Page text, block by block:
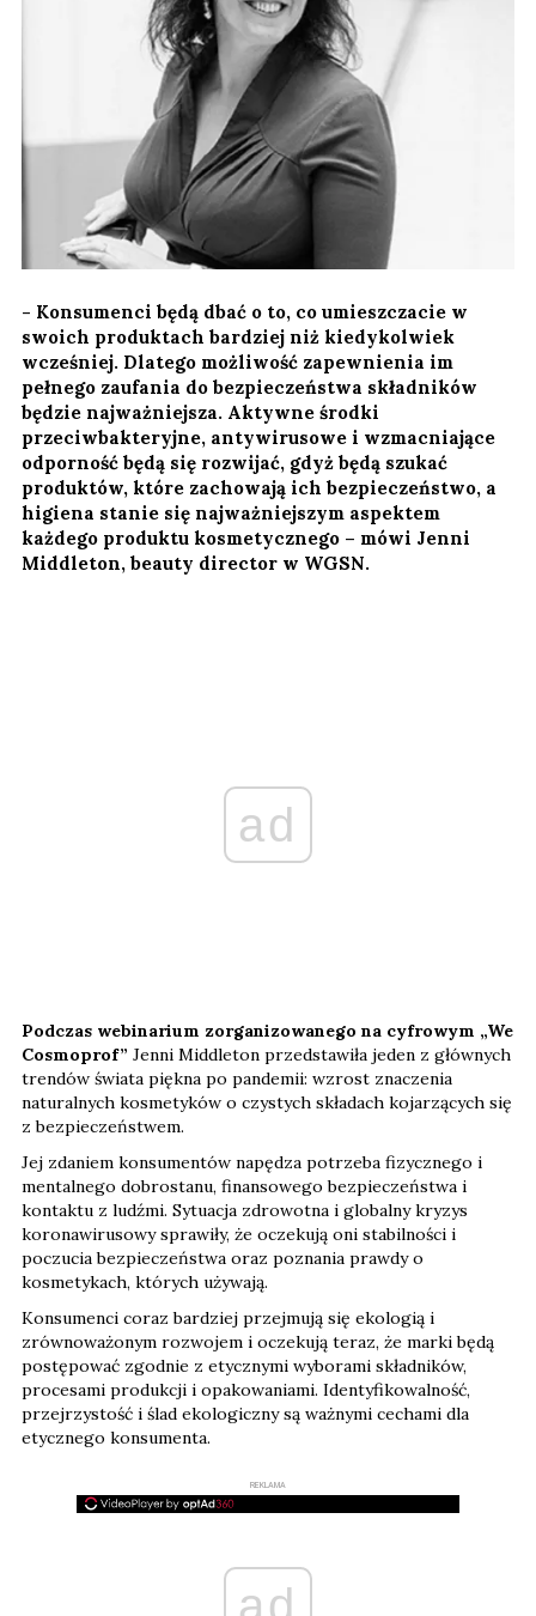
- Konsumenci będą dbać o to, co umieszczacie w
swoich produktach bardziej niż kiedykolwiek
wcześniej. Dlatego możliwość zapewnienia im
pełnego zaufania do bezpieczeństwa składników
będzie najważniejsza. Aktywne środki
przeciwbakteryjne, antywirusowe i wzmacniające
odporność będą się rozwijać, gdyż będą szukać
produktów, które zachowają ich bezpieczeństwo, a
higiena stanie się najważniejszym aspektem
każdego produktu kosmetycznego – mówi Jenni
Middleton, beauty director w WGSN.
ad
Podczas webinarium zorganizowanego na cyfrowym „We
Cosmoprof” Jenni Middleton przedstawiła jeden z głównych
trendów świata piękna po pandemii: wzrost znaczenia
naturalnych kosmetyków o czystych składach kojarzących się
z bezpieczeństwem.
Jej zdaniem konsumentów napędza potrzeba fizycznego i
mentalnego dobrostanu, finansowego bezpieczeństwa i
kontaktu z ludźmi. Sytuacja zdrowotna i globalny kryzys
koronawirusowy sprawiły, że oczekują oni stabilności i
poczucia bezpieczeństwa oraz poznania prawdy o
kosmetykach, których używają.
Konsumenci coraz bardziej przejmują się ekologią i
zrównoważonym rozwojem i oczekują teraz, że marki będą
postępować zgodnie z etycznymi wyborami składników,
procesami produkcji i opakowaniami. Identyfikowalność,
przejrzystość i ślad ekologiczny są ważnymi cechami dla
etycznego konsumenta.
REKLAMA
ad